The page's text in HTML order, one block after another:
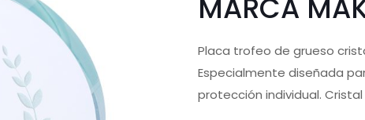
MARCA
Placa trofeo de grueso
Especialmente diseñada
protección individual. Cristal